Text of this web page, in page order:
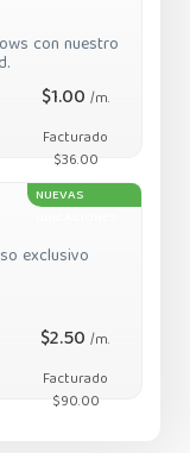
con nuestro
$1.00 /m.
Facturado
$36.00
NUEVAS
exclusivo
$2.50/m.
Facturado
$90.00